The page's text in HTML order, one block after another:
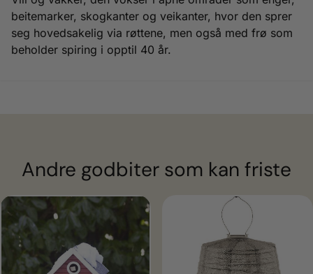
beitemarker, skogkanter og veikanter, hvor den sprer
seg hovedsakelig via røttene, men også med frø som
beholder spiring i opptil 40 år.
Andre godbiter som kan friste